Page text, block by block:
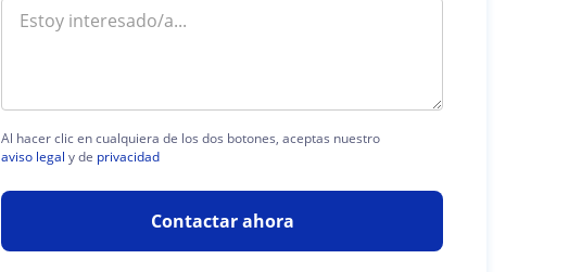
Al hacer clic en cualquiera de los dos botones, aceptas nuestro
aviso legal y de privacidad
Contactar ahora